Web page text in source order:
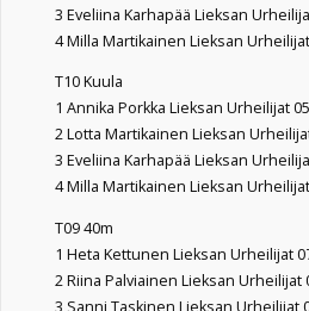
3 Eveliina Karhapää Lieksan
4 Milla Martikainen Lieksan
T10 Kuula
1 Annika Porkka Lieksan Urheilijat
2 Lotta Martikainen Lieksan
3 Eveliina Karhapää Lieksan
4 Milla Martikainen Lieksan
T09 40m
1 Heta Kettunen Lieksan Urheilijat
2 Riina Palviainen Lieksan Urheilijat
3 Sanni Taskinen Lieksan Urheilijat